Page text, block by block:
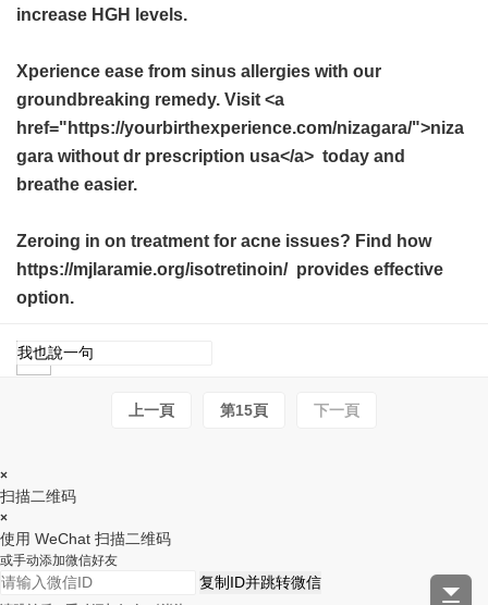
increase HGH levels.
Xperience ease from sinus allergies with our
groundbreaking remedy. Visit <a
href="https://yourbirthexperience.com/nizagara/">niza
gara without dr prescription usa</a> today and
breathe easier.
Zeroing in on treatment for acne issues? Find how
https://mjlaramie.org/isotretinoin/ provides effective
option.
上一頁 第15頁 下一頁
×
扫描二维码
×
使用 WeChat 扫描二维码
或手动添加微信好友
复制ID并跳转微信